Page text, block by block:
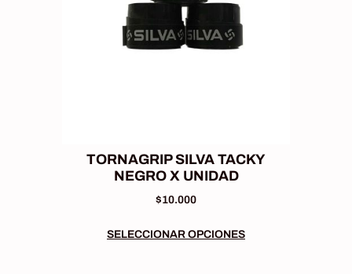
TORNAGRIP SILVA TACKY
NEGRO X UNIDAD
$10.000
SELECCIONAR OPCIONES